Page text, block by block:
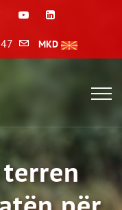
MKD
terren